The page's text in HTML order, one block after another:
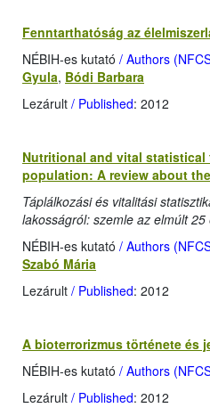
Fenntarthatóság az
NÉBIH-es kutató / Authors
Gyula, Bódi Barbara
Lezárult / Published: 2012
Nutritional and vital statistical
population: A review about
Táplálkozási és vitalitási
lakosságról: szemle az elmúlt 25
NÉBIH-es kutató / Authors
Szabó Mária
Lezárult / Published: 2012
A bioterrorizmus története és
NÉBIH-es kutató / Authors
Lezárult / Published: 2012